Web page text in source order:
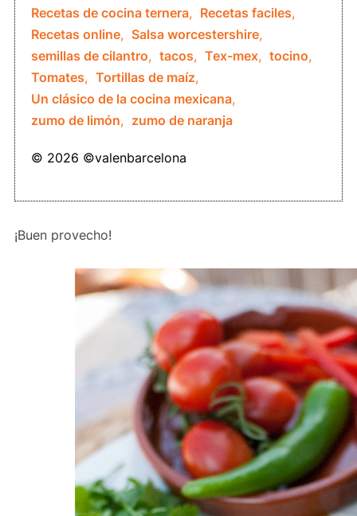
Recetas de cocina ternera, Recetas faciles,
Recetas online, Salsa worcestershire,
semillas de cilantro, tacos, Tex-mex, tocino,
Tomates, Tortillas de maíz,
Un clásico de la cocina mexicana,
zumo de limón, zumo de naranja
© 2026 ©valenbarcelona
¡Buen provecho!